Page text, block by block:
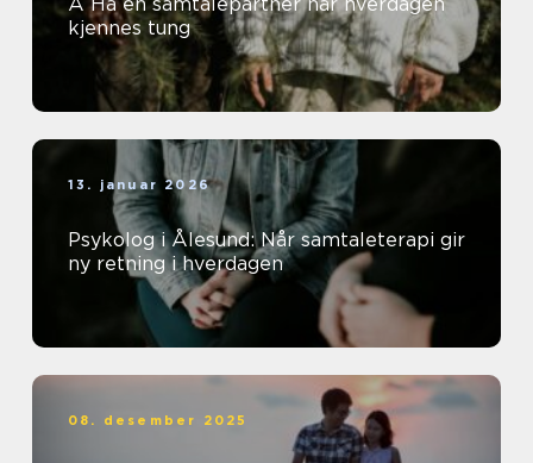
kjennes tung
13. januar 2026
Psykolog i Ålesund: Når samtaleterapi gir
ny retning i hverdagen
08. desember 2025